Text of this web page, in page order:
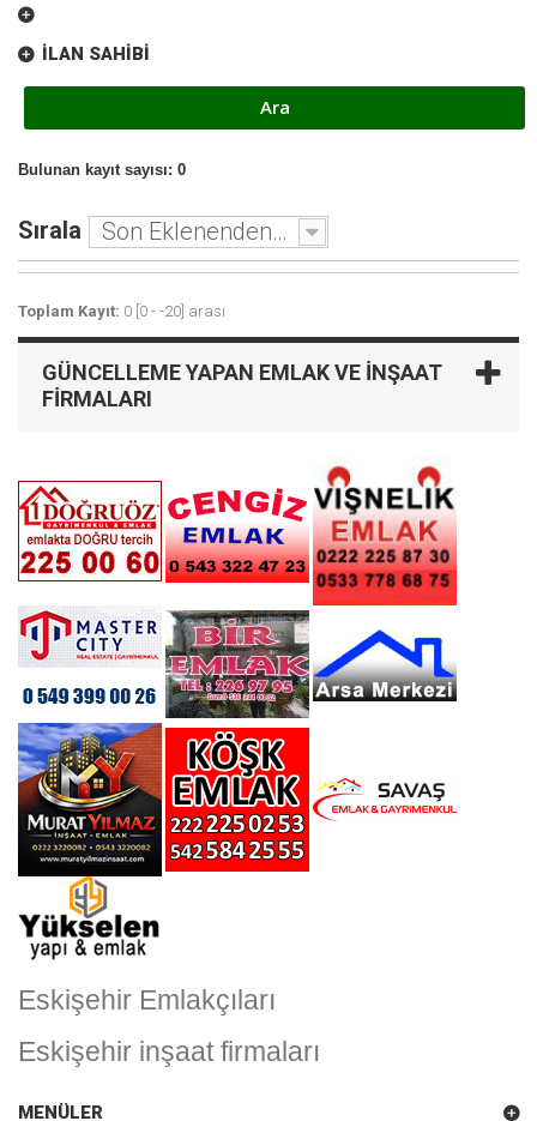
İLAN SAHIBI
Bulunan kayıt sayısı: 0
Sırala Son Eklenenden - Eskiye
Toplam Kayıt: 0 [0 - -20] arası
GÜNCELLEME YAPAN EMLAK VE İNŞAAT
FIRMALARI
Eskişehir Emlakçıları
Eskişehir inşaat firmaları
MENÜLER